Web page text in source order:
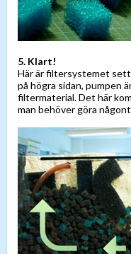
5. Klart!
Här är filtersystemet
på högra sidan, pumpen
filtermaterial. Det här
man behöver göra